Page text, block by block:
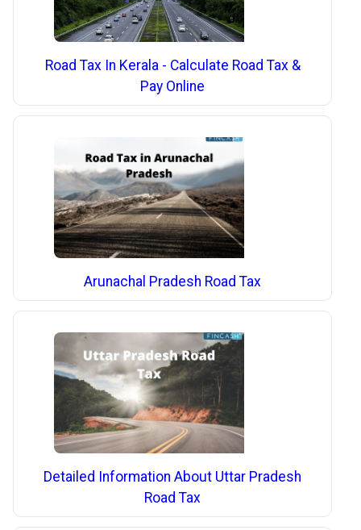
Road Tax In Kerala - Calculate Road Tax &
Pay Online
Arunachal Pradesh Road Tax
Detailed Information About Uttar Pradesh
Road Tax